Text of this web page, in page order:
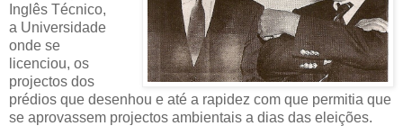
Inglês Técnico,
a Universidade
onde se
licenciou, os
projectos dos
prédios que desenhou e até a rapidez com que permitia que
se aprovassem projectos ambientais a dias das eleições.